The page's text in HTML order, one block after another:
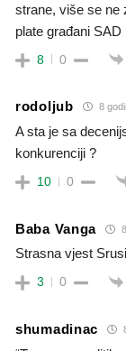
strane, više se ne
plate građani SAD
8 0
rodoljub 8
A sta je sa
konkurenciji ?
10 0
Baba Vanga
Strasna vjest
3 0
shumadinac